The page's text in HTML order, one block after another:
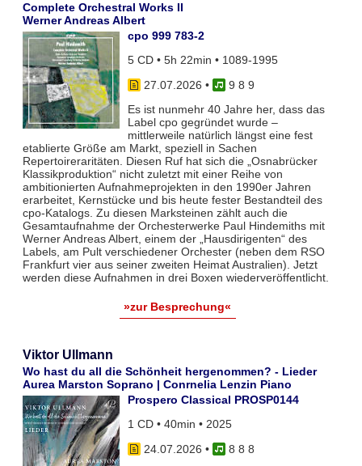
Complete Orchestral Works II
Werner Andreas Albert
cpo 999 783-2
5 CD • 5h 22min • 1089-1995
27.07.2026 •
9 8 9
Es ist nunmehr 40 Jahre her, dass das
Label cpo gegründet wurde –
mittlerweile natürlich längst eine fest
etablierte Größe am Markt, speziell in Sachen
Repertoireraritäten. Diesen Ruf hat sich die „Osnabrücker
Klassikproduktion“ nicht zuletzt mit einer Reihe von
ambitionierten Aufnahmeprojekten in den 1990er Jahren
erarbeitet, Kernstücke und bis heute fester Bestandteil des
cpo-Katalogs. Zu diesen Marksteinen zählt auch die
Gesamtaufnahme der Orchesterwerke Paul Hindemiths mit
Werner Andreas Albert, einem der „Hausdirigenten“ des
Labels, am Pult verschiedener Orchester (neben dem RSO
Frankfurt vier aus seiner zweiten Heimat Australien). Jetzt
werden diese Aufnahmen in drei Boxen wiederveröffentlicht.
»zur Besprechung«
Viktor Ullmann
Wo hast du all die Schönheit hergenommen? - Lieder
Aurea Marston Soprano | Conrnelia Lenzin Piano
Prospero Classical PROSP0144
1 CD • 40min • 2025
24.07.2026 •
8 8 8